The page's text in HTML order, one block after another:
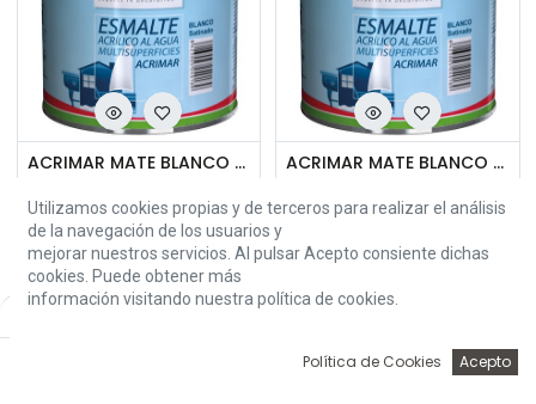
Default
ACRIMAR MATE BLANCO P4L
ACRIMAR MATE BLANCO P 750ML
Utilizamos cookies propias y de terceros para realizar el análisis
de la navegación de los usuarios y
mejorar nuestros servicios. Al pulsar Acepto consiente dichas
cookies. Puede obtener más
información visitando nuestra política de cookies.
Política de Cookies Acepto